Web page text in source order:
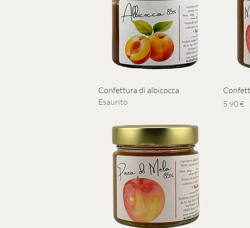
Vista rapida
Confettura di albicocca
Esaurito
Prezzo
5,90 €